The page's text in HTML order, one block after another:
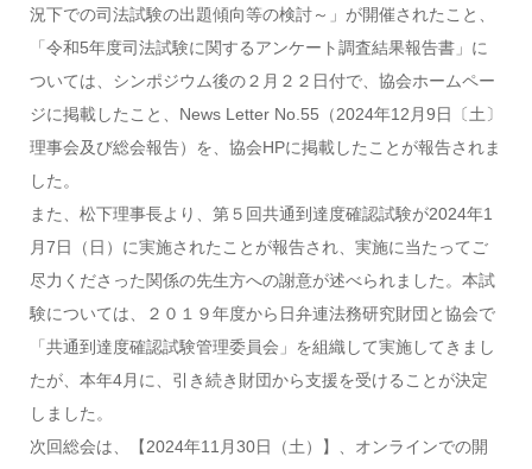
況下での司法試験の出題傾向等の検討～」が開催されたこと、
「令和5年度司法試験に関するアンケート調査結果報告書」に
ついては、シンポジウム後の２月２２日付で、協会ホームペー
ジに掲載したこと、News Letter No.55（2024年12月9日〔土〕
理事会及び総会報告）を、協会HPに掲載したことが報告されま
した。
また、松下理事長より、第５回共通到達度確認試験が2024年1
月7日（日）に実施されたことが報告され、実施に当たってご
尽力くださった関係の先生方への謝意が述べられました。本試
験については、２０１９年度から日弁連法務研究財団と協会で
「共通到達度確認試験管理委員会」を組織して実施してきまし
たが、本年4月に、引き続き財団から支援を受けることが決定
しました。
次回総会は、【2024年11月30日（土）】、オンラインでの開